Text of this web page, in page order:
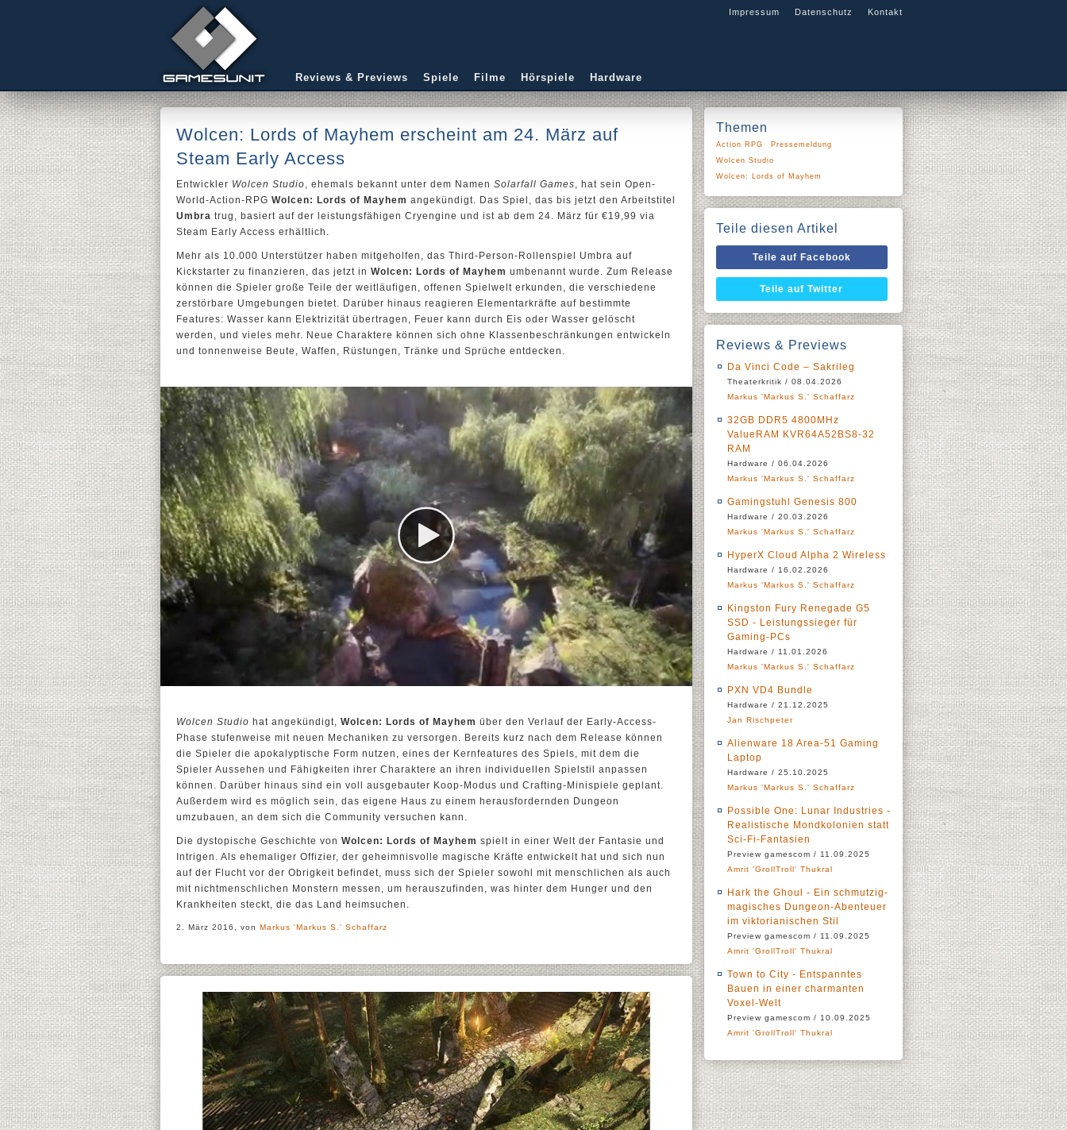
Impressum Datenschutz Kontakt
Reviews & Previews Spiele Filme Hörspiele Hardware
Wolcen: Lords of Mayhem erscheint am 24. März auf
Steam Early Access
Entwickler Wolcen Studio, ehemals bekannt unter dem Namen Solarfall Games, hat sein Open-
World-Action-RPG Wolcen: Lords of Mayhem angekündigt. Das Spiel, das bis jetzt den Arbeitstitel
Umbra trug, basiert auf der leistungsfähigen Cryengine und ist ab dem 24. März für €19,99 via
Steam Early Access erhältlich.
Mehr als 10.000 Unterstützer haben mitgeholfen, das Third-Person-Rollenspiel Umbra auf
Kickstarter zu finanzieren, das jetzt in Wolcen: Lords of Mayhem umbenannt wurde. Zum Release
können die Spieler große Teile der weitläufigen, offenen Spielwelt erkunden, die verschiedene
zerstörbare Umgebungen bietet. Darüber hinaus reagieren Elementarkräfte auf bestimmte
Features: Wasser kann Elektrizität übertragen, Feuer kann durch Eis oder Wasser gelöscht
werden, und vieles mehr. Neue Charaktere können sich ohne Klassenbeschränkungen entwickeln
und tonnenweise Beute, Waffen, Rüstungen, Tränke und Sprüche entdecken.
Wolcen Studio hat angekündigt, Wolcen: Lords of Mayhem über den Verlauf der Early-Access-
Phase stufenweise mit neuen Mechaniken zu versorgen. Bereits kurz nach dem Release können
die Spieler die apokalyptische Form nutzen, eines der Kernfeatures des Spiels, mit dem die
Spieler Aussehen und Fähigkeiten ihrer Charaktere an ihren individuellen Spielstil anpassen
können. Darüber hinaus sind ein voll ausgebauter Koop-Modus und Crafting-Minispiele geplant.
Außerdem wird es möglich sein, das eigene Haus zu einem herausfordernden Dungeon
umzubauen, an dem sich die Community versuchen kann.
Die dystopische Geschichte von Wolcen: Lords of Mayhem spielt in einer Welt der Fantasie und
Intrigen. Als ehemaliger Offizier, der geheimnisvolle magische Kräfte entwickelt hat und sich nun
auf der Flucht vor der Obrigkeit befindet, muss sich der Spieler sowohl mit menschlichen als auch
mit nichtmenschlichen Monstern messen, um herauszufinden, was hinter dem Hunger und den
Krankheiten steckt, die das Land heimsuchen.
2. März 2016, von Markus 'Markus S.' Schaffarz
Themen
Action RPG
Pressemeldung
Wolcen Studio
Wolcen: Lords of Mayhem
Teile diesen Artikel
Teile auf Facebook
Teile auf Twitter
Reviews & Previews
Da Vinci Code – Sakrileg
Theaterkritik / 08.04.2026
Markus 'Markus S.' Schaffarz
32GB DDR5 4800MHz
ValueRAM KVR64A52BS8-32
RAM
Hardware / 06.04.2026
Markus 'Markus S.' Schaffarz
Gamingstuhl Genesis 800
Hardware / 20.03.2026
Markus 'Markus S.' Schaffarz
HyperX Cloud Alpha 2 Wireless
Hardware / 16.02.2026
Markus 'Markus S.' Schaffarz
Kingston Fury Renegade G5
SSD - Leistungssieger für
Gaming-PCs
Hardware / 11.01.2026
Markus 'Markus S.' Schaffarz
PXN VD4 Bundle
Hardware / 21.12.2025
Jan Rischpeter
Alienware 18 Area-51 Gaming
Laptop
Hardware / 25.10.2025
Markus 'Markus S.' Schaffarz
Possible One: Lunar Industries -
Realistische Mondkolonien statt
Sci-Fi-Fantasien
Preview gamescom / 11.09.2025
Amrit 'GrollTroll' Thukral
Hark the Ghoul - Ein schmutzig-
magisches Dungeon-Abenteuer
im viktorianischen Stil
Preview gamescom / 11.09.2025
Amrit 'GrollTroll' Thukral
Town to City - Entspanntes
Bauen in einer charmanten
Voxel-Welt
Preview gamescom / 10.09.2025
Amrit 'GrollTroll' Thukral